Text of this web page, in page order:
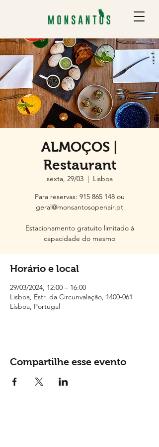
ALMOÇOS |
Restaurant
sexta, 29/03
  |
Lisboa
Para reservas: 915 865 148 ou
geral@monsantosopenair.pt
Estacionamento gratuito limitado à
capacidade do mesmo
Horário e local
29/03/2024, 12:00 – 16:00
Lisboa, Estr. da Circunvalação, 1400-061
Lisboa, Portugal
Compartilhe esse evento